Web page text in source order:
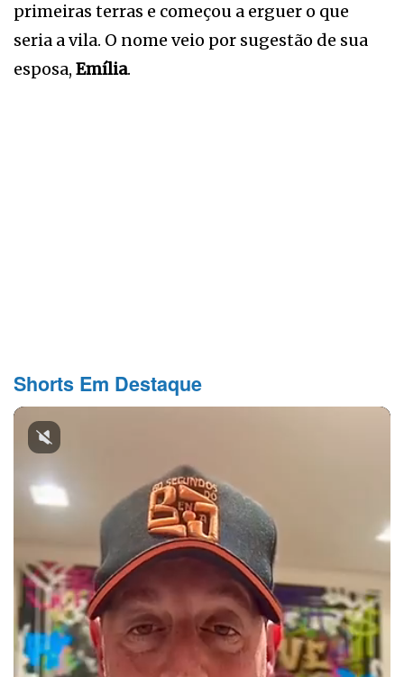
primeiras terras e começou a erguer o que
seria a vila. O nome veio por sugestão de sua
esposa, Emília.
Shorts Em Destaque